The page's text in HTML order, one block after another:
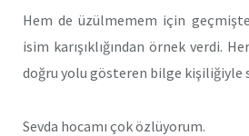
Hem de üzülmemem için geçmişte
isim karışıklığından örnek verdi.
doğru yolu gösteren bilge kişiliğiyle
Sevda hocamı çok özlüyorum.